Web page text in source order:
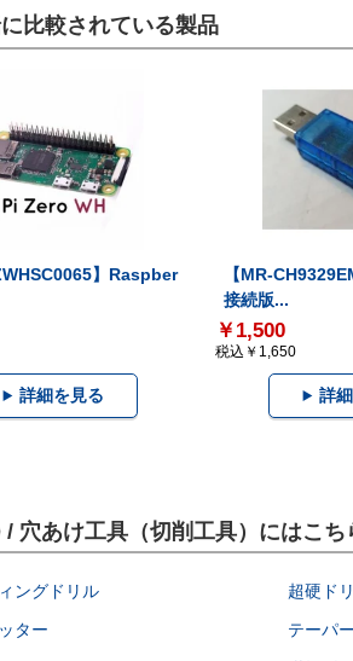
比較されている製品
】Raspber
詳細を見る
【MR-
接続版...
￥1,500
税込￥1,650
詳
穴あけ工具（切削工具）にはこち
ングドリル 超硬ド
ター
テーパ